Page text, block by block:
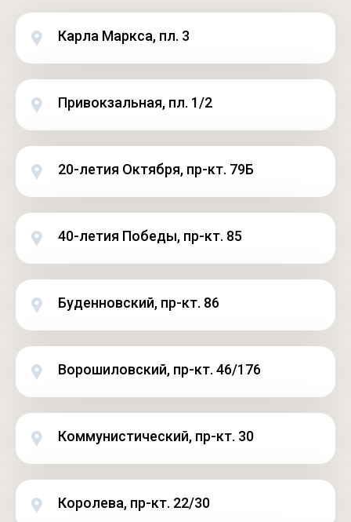
Карла Маркса, пл. 3
Привокзальная, пл. 1/2
20-летия Октября, пр-кт. 79Б
40-летия Победы, пр-кт. 85
Буденновский, пр-кт. 86
Ворошиловский, пр-кт. 46/176
Коммунистический, пр-кт. 30
Королева, пр-кт. 22/30